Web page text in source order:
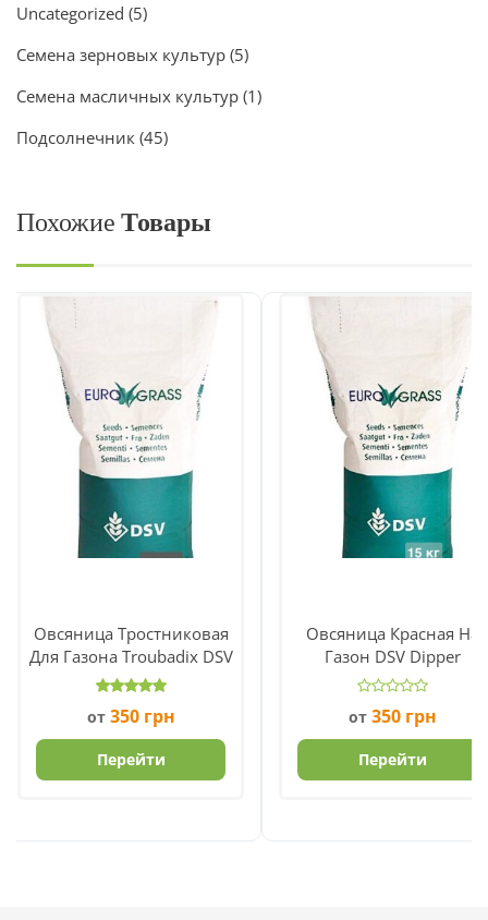
Uncategorized (5)
Семена зерновых культур (5)
Семена масличных культур (1)
Подсолнечник (45)
Похожие Товары
Овсяница Тростниковая
Для Газона Troubadix DSV
от 350 грн
Перейти
Овсяница Красная На
Газон DSV Dipper
от 350 грн
Перейти